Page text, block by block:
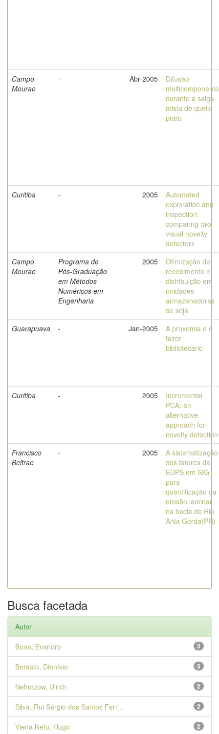
Campo
Mourao
- Abr-2005
Difusão
multicomponente
durante a salga
mista de queijo
prato
Curitiba - 2005
Automated
exploration and
inspection:
comparing two
visual novelty
detectors
Campo
Mourao
Programa de
Pós-Graduação
em Métodos
Numéricos em
Engenharia
2005
Otimização de
recebimento e
distribuição em
unidades
armazenadoras
de soja
Guarapuava
- Jan-2005
A proxemia e o
fazer
bibliotecário
Curitiba - 2005
Incremental
PCA: an
alternative
approach for
novelty detection
Francisco
Beltrao
- 2005
A sistematização
dos fatores da
EUPS em SIG
para
quantificação da
erosão laminar
na bacia do Rio
Anta Gorda(PR)
Busca facetada
Autor
3
Bona, Evandro
3
Borsato, Dionísio
2
Nehmzow, Ulrich
2
Silva, Rui Sérgio dos Santos Ferr...
2
Vieira Neto, Hugo